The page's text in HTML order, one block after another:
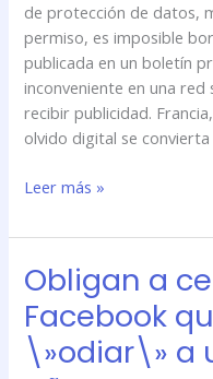
de protección de datos,
permiso, es imposible
publicada en un boletín
inconveniente en una
recibir publicidad.
olvido digital se
Leer más »
Obligan a
Facebook
\»odiar\» a
Obligan
a
cerrar
un
grupo